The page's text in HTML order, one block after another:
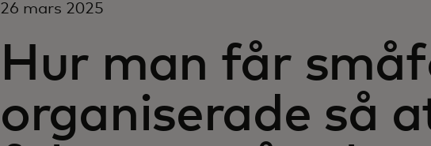
26 mars 2025
Hur man får
organiserade så